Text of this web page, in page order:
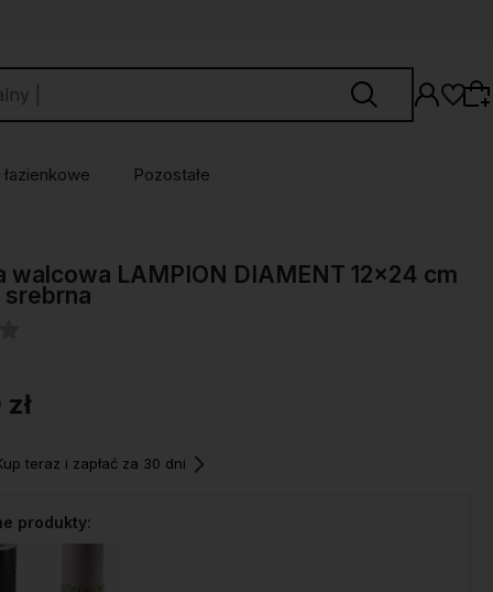
Wybierz coś dla siebie z naszej aktualnej
oferty lub zaloguj się, aby przywrócić dodane
Pozostałe
walcowa LAMPION DIAMENT 12x24 cm
srebrna
teraz i zapłać za 30 dni
produkty: